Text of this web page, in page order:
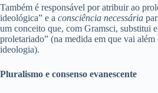
Também é responsável por atribuir ao
ideológica” e a consciência necessária
um conceito que, com Gramsci, substitui
proletariado” (na medida em que vai
ideologia).
Pluralismo e consenso evanescente